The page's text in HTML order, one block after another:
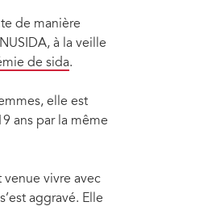
de manière
à la veille
de sida.
elle est
ans par la même
venue vivre avec
aggravé. Elle